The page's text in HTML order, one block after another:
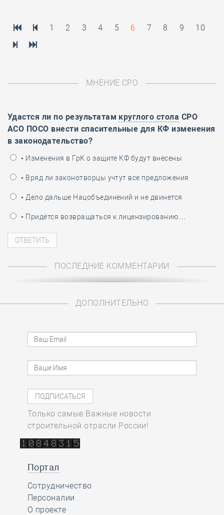
1 2 3 4 5 6 7 8 9 10
МНЕНИЕ СРО
Удастся ли по результатам круглого стола СРО
АСО ПОСО внести спасительные для КФ изменения
в законодательство?
• Изменения в ГрК о защите КФ будут внесены
• Вряд ли законотворцы учтут все предложения
• Дело дальше Нацобъединений и не двинется
• Придётся возвращаться к лицензированию…
ПОСЛЕДНИЕ КОММЕНТАРИИ
ДОПОЛНИТЕЛЬНО
Только самые Важные новости
строительной отрасли России!
Портал
Сотрудничество
Персоналии
О проекте